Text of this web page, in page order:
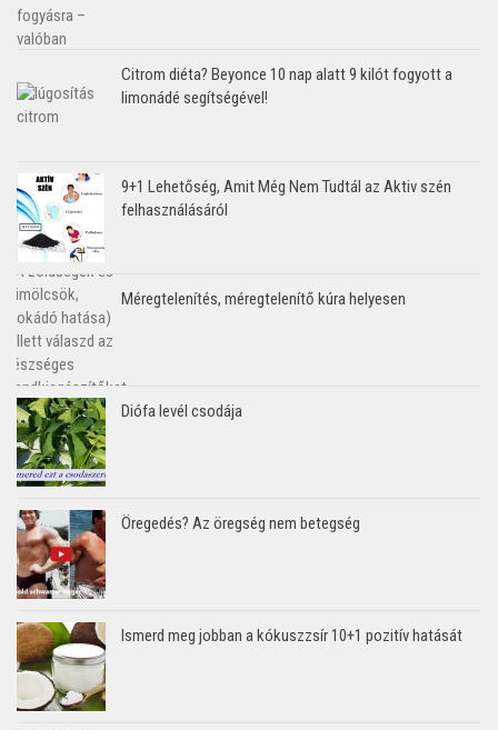
Citrom diéta? Beyonce 10 nap alatt 9 kilót fogyott a
limonádé segítségével!
9+1 Lehetőség, Amit Még Nem Tudtál az Aktiv szén
felhasználásáról
Méregtelenítés, méregtelenítő kúra helyesen
Diófa levél csodája
Öregedés? Az öregség nem betegség
Ismerd meg jobban a kókuszzsír 10+1 pozitív hatását